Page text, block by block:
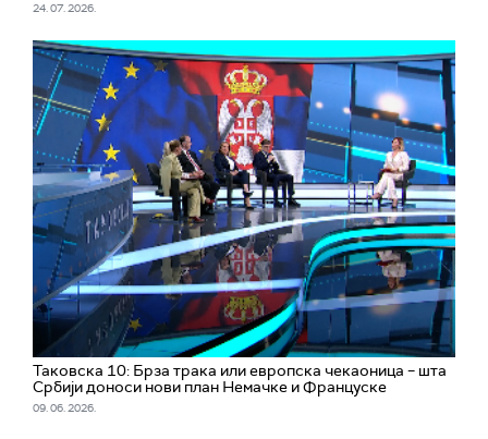
24. 07. 2026.
Таковска 10: Брза трака или европска чекаоница – шта
Србији доноси нови план Немачке и Француске
09. 06. 2026.